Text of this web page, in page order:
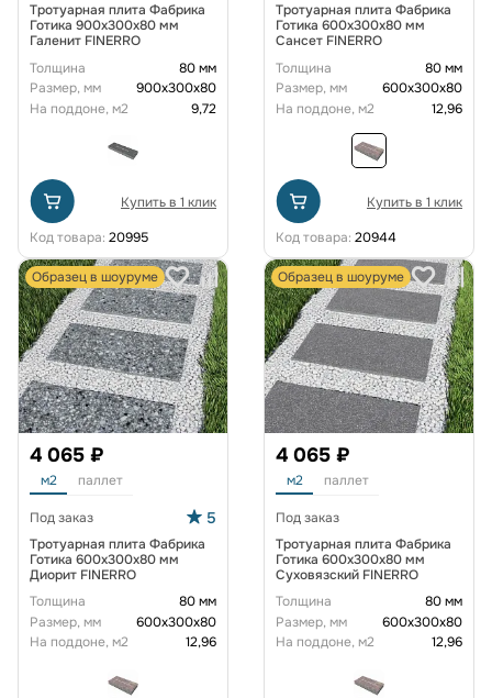
Тротуарная плита Фабрика
Готика 900х300х80 мм
Галенит FINERRO
Толщина
80 мм
Размер, мм
900x300x80
На поддоне, м2
9,72
Купить в 1 клик
Код товара: 20995
Тротуарная плита Фабрика
Готика 600x300x80 мм
Сансет FINERRO
Толщина
80 мм
Размер, мм
600х300х80
На поддоне, м2
12,96
Купить в 1 клик
Код товара: 20944
Образец в шоуруме
4 065 ₽
м2 паллет
Под заказ 5
Тротуарная плита Фабрика
Готика 600x300x80 мм
Диорит FINERRO
Толщина
80 мм
Размер, мм
600х300х80
На поддоне, м2
12,96
Образец в шоуруме
4 065 ₽
м2 паллет
Под заказ
Тротуарная плита Фабрика
Готика 600x300x80 мм
Суховязский FINERRO
Толщина
80 мм
Размер, мм
600х300х80
На поддоне, м2
12,96